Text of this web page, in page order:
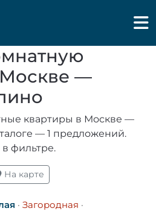
Москве —
квартиры в Москве —
— 1 предложений.
фильтре.
На карте
· Загородная ·